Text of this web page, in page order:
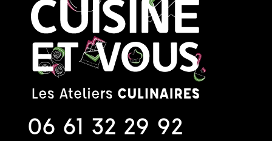
06 61 32 29 92